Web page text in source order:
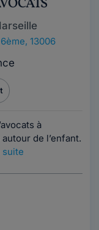
13006
à
de l’enfant.
suite